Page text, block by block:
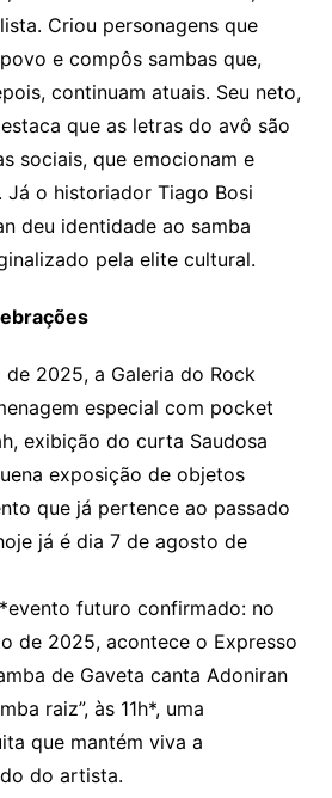
Criou personagens que
e compôs sambas que,
continuam atuais. Seu neto,
que as letras do avô são
sociais, que emocionam e
o historiador Tiago Bosi
deu identidade ao samba
pela elite cultural.
2025, a Galeria do Rock
especial com pocket
exibição do curta Saudosa
exposição de objetos
que já pertence ao passado
já é dia 7 de agosto de
futuro confirmado: no
de 2025, acontece o Expresso
de Gaveta canta Adoniran
raiz”, às 11h*, uma
que mantém viva a
do artista.